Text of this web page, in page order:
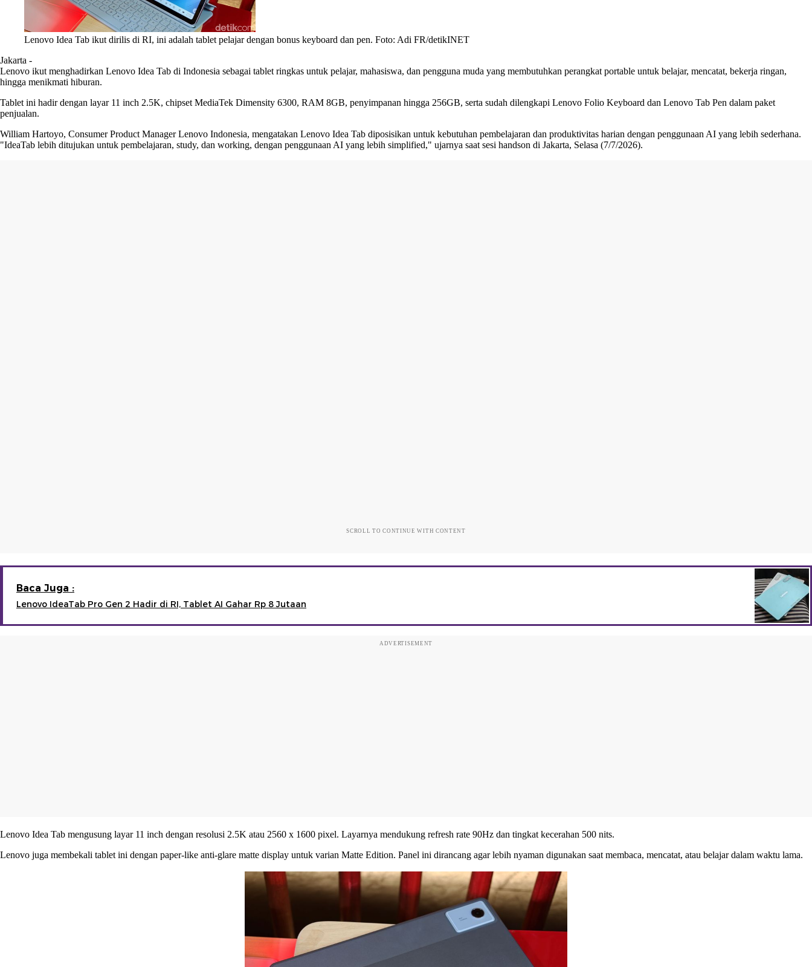
Lenovo Idea Tab ikut dirilis di RI, ini adalah tablet pelajar dengan bonus keyboard dan pen. Foto: Adi FR/detikINET
Jakarta -
Lenovo ikut menghadirkan Lenovo Idea Tab di Indonesia sebagai tablet ringkas untuk pelajar, mahasiswa, dan pengguna muda yang membutuhkan perangkat portable untuk belajar, mencatat, bekerja ringan,
hingga menikmati hiburan.
Tablet ini hadir dengan layar 11 inch 2.5K, chipset MediaTek Dimensity 6300, RAM 8GB, penyimpanan hingga 256GB, serta sudah dilengkapi Lenovo Folio Keyboard dan Lenovo Tab Pen dalam paket
penjualan.
William Hartoyo, Consumer Product Manager Lenovo Indonesia, mengatakan Lenovo Idea Tab diposisikan untuk kebutuhan pembelajaran dan produktivitas harian dengan penggunaan AI yang lebih sederhana.
"IdeaTab lebih ditujukan untuk pembelajaran, study, dan working, dengan penggunaan AI yang lebih simplified," ujarnya saat sesi handson di Jakarta, Selasa (7/7/2026).
SCROLL TO CONTINUE WITH CONTENT
Baca Juga :
Lenovo IdeaTab Pro Gen 2 Hadir di RI, Tablet AI Gahar Rp 8 Jutaan
ADVERTISEMENT
Lenovo Idea Tab mengusung layar 11 inch dengan resolusi 2.5K atau 2560 x 1600 pixel. Layarnya mendukung refresh rate 90Hz dan tingkat kecerahan 500 nits.
Lenovo juga membekali tablet ini dengan paper-like anti-glare matte display untuk varian Matte Edition. Panel ini dirancang agar lebih nyaman digunakan saat membaca, mencatat, atau belajar dalam waktu lama.